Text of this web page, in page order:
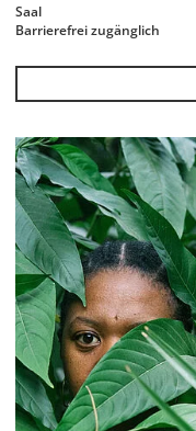
Saal
Barrierefrei zugänglich